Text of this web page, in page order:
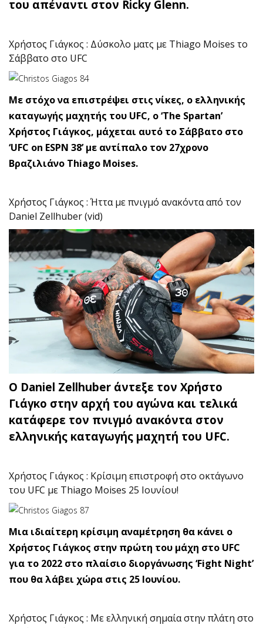
του απέναντι στον Ricky Glenn.
Χρήστος Γιάγκος : Δύσκολο ματς με Thiago Moises το
Σάββατο στο UFC
Με στόχο να επιστρέψει στις νίκες, ο ελληνικής
καταγωγής μαχητής του UFC, ο ‘The Spartan’
Χρήστος Γιάγκος, μάχεται αυτό το Σάββατο στο
‘UFC on ESPN 38’ με αντίπαλο τον 27χρονο
Βραζιλιάνο Thiago Moises.
Χρήστος Γιάγκος : Ήττα με πνιγμό ανακόντα από τον
Daniel Zellhuber (vid)
Ο Daniel Zellhuber άντεξε τον Χρήστο
Γιάγκο στην αρχή του αγώνα και τελικά
κατάφερε τον πνιγμό ανακόντα στον
ελληνικής καταγωγής μαχητή του UFC.
Χρήστος Γιάγκος : Κρίσιμη επιστροφή στο οκτάγωνο
του UFC με Thiago Moises 25 Ιουνίου!
Μια ιδιαίτερη κρίσιμη αναμέτρηση θα κάνει ο
Χρήστος Γιάγκος στην πρώτη του μάχη στο UFC
για το 2022 στο πλαίσιο διοργάνωσης ‘Fight Night’
που θα λάβει χώρα στις 25 Ιουνίου.
Χρήστος Γιάγκος : Με ελληνική σημαία στην πλάτη στο